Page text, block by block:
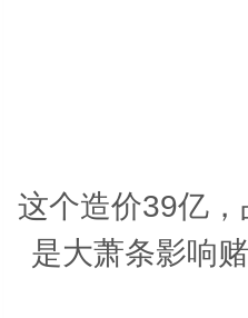
这个造价39亿
是大萧条影响